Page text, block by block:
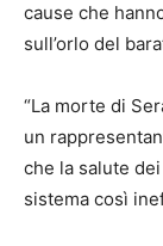
cause che
sull’orlo del
“La morte di
un
che la salute
sistema così